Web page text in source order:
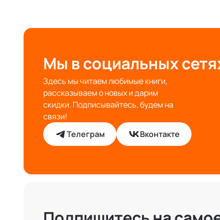
Мы в социальных
Здесь мы читаем любимые книги,
рассказываем о новых и дарим
скидки. Подписывайтесь, будем на
связи!
Телеграм
Вконтакте